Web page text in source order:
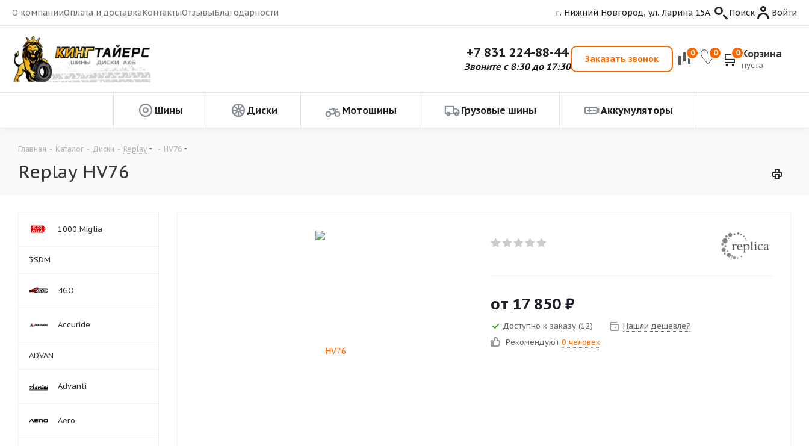
О компанииОплата и доставкаКонтактыОтзывыБлагодарности г. Нижний Новгород, ул. Ларина 15А. Поиск Войти
+7 831 224-88-44
Звоните с 8:30 до 17:30
Заказать звонок
0 0 0 Корзина
пуста
Шины Диски Мотошины Грузовые шины Аккумуляторы
Главная - Каталог - Диски - Replay - HV76
Replay HV76
от 17 850 ₽
Доступно к заказу (12)
Нашли дешевле?
Рекомендуют 0 человек
1000 Miglia
3SDM
4GO
Accuride
ADVAN
Advanti
Aero